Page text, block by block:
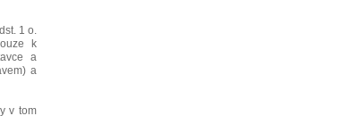
1 o.
k
a
a
v tom